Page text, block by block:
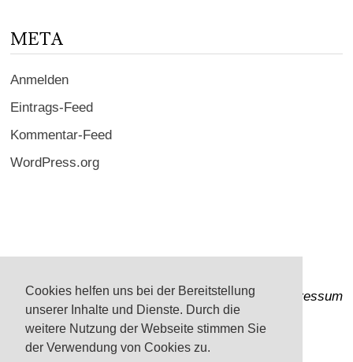
Cookies helfen uns bei der Bereitstellung
unserer Inhalte und Dienste. Durch die
weitere Nutzung der Webseite stimmen Sie
der Verwendung von Cookies zu.
META
Anmelden
Eintrags-Feed
Kommentar-Feed
WordPress.org
Impressum